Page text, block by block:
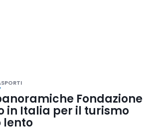
Fondazione
in Italia per il turismo
lento